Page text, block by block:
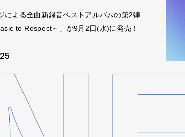
による全曲新録音ベストアルバムの第2弾
to Respect～」が9月2日(水)に発売！